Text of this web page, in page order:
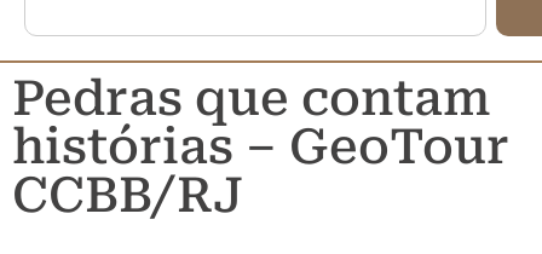
Pedras que contam
histórias – GeoTour
CCBB/RJ